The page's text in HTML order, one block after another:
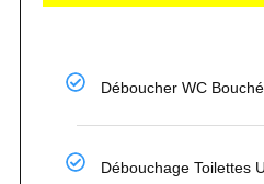
Déboucher WC
Débouchage Toilettes